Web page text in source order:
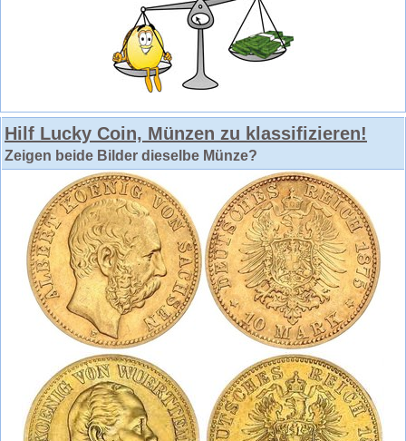
Hilf Lucky Coin, Münzen zu klassifizieren!
Zeigen beide Bilder dieselbe Münze?